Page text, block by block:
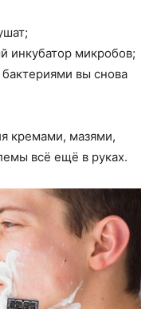
микробов;
вы снова
кремами, мазями,
всё ещё в руках.